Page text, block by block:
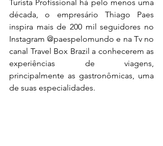
Turista Profissional há pelo menos uma
década, o empresário Thiago Paes
inspira mais de 200 mil seguidores no
Instagram @paespelomundo e na Tv no
canal Travel Box Brazil a conhecerem as
experiências de viagens,
principalmente as gastronômicas, uma
de suas especialidades.